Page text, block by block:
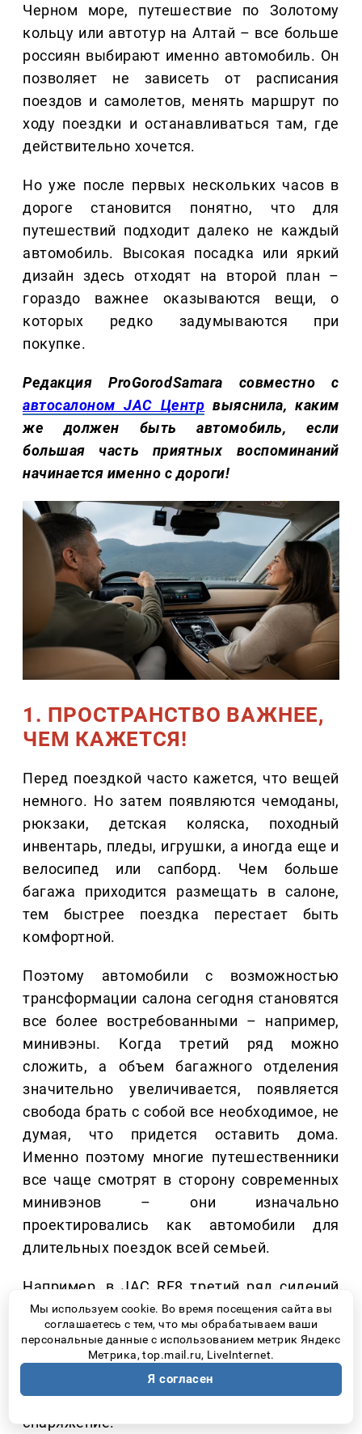
Черном море, путешествие по Золотому
кольцу или автотур на Алтай – все больше
россиян выбирают именно автомобиль. Он
позволяет не зависеть от расписания
поездов и самолетов, менять маршрут по
ходу поездки и останавливаться там, где
действительно хочется.
Но уже после первых нескольких часов в
дороге становится понятно, что для
путешествий подходит далеко не каждый
автомобиль. Высокая посадка или яркий
дизайн здесь отходят на второй план –
гораздо важнее оказываются вещи, о
которых редко задумываются при
покупке.
Редакция ProGorodSamara совместно с
автосалоном JAC Центр выяснила, каким
же должен быть автомобиль, если
большая часть приятных воспоминаний
начинается именно с дороги!
1. ПРОСТРАНСТВО ВАЖНЕЕ,
ЧЕМ КАЖЕТСЯ!
Перед поездкой часто кажется, что вещей
немного. Но затем появляются чемоданы,
рюкзаки, детская коляска, походный
инвентарь, пледы, игрушки, а иногда еще и
велосипед или сапборд. Чем больше
багажа приходится размещать в салоне,
тем быстрее поездка перестает быть
комфортной.
Поэтому автомобили с возможностью
трансформации салона сегодня становятся
все более востребованными – например,
минивэны. Когда третий ряд можно
сложить, а объем багажного отделения
значительно увеличивается, появляется
свобода брать с собой все необходимое, не
думая, что придется оставить дома.
Именно поэтому многие путешественники
все чаще смотрят в сторону современных
минивэнов – они изначально
проектировались как автомобили для
длительных поездок всей семьей.
Например, в JAC RF8 третий ряд сидений
легко складывается, благодаря чему
багажное пространство можно увеличить
под конкретную поездку. Это позволяет
без труда разместить чемоданы,
спортивный инвентарь или туристическое
снаряжение.
Мы используем cookie. Во время посещения сайта вы
соглашаетесь с тем, что мы обрабатываем ваши
персональные данные с использованием метрик Яндекс
Метрика, top.mail.ru, LiveInternet.
Я согласен